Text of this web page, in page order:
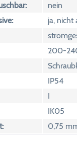
nein
ja, nicht
200-
IP54
I
IK05
0,75